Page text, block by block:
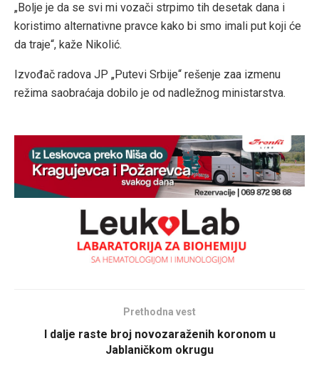
„Bolje je da se svi mi vozači strpimo tih desetak dana i
koristimo alternativne pravce kako bi smo imali put koji će
da traje“, kaže Nikolić.
Izvođač radova JP „Putevi Srbije“ rešenje zaa izmenu
režima saobraćaja dobilo je od nadležnog ministarstva.
Prethodna vest
I dalje raste broj novozaraženih koronom u
Jablaničkom okrugu